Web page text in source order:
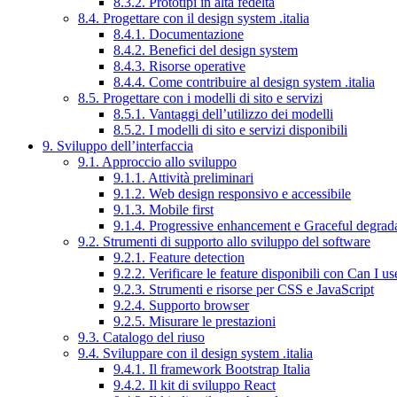
8.4. Progettare con il design system .italia
8.4.1. Documentazione
8.4.2. Benefici del design system
8.4.3. Risorse operative
8.4.4. Come contribuire al design system .italia
8.5. Progettare con i modelli di sito e servizi
8.5.1. Vantaggi dell’utilizzo dei modelli
8.5.2. I modelli di sito e servizi disponibili
9. Sviluppo dell’interfaccia
9.1. Approccio allo sviluppo
9.1.1. Attività preliminari
9.1.2. Web design responsivo e accessibile
9.1.3. Mobile first
9.1.4. Progressive enhancement e Graceful
9.2. Strumenti di supporto allo sviluppo del software
9.2.1. Feature detection
9.2.2. Verificare le feature disponibili con Can I
9.2.3. Strumenti e risorse per CSS e JavaScript
9.2.4. Supporto browser
9.2.5. Misurare le prestazioni
9.3. Catalogo del riuso
9.4. Sviluppare con il design system .italia
9.4.1. Il framework Bootstrap Italia
9.4.2. Il kit di sviluppo React